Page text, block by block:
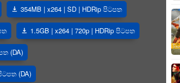
354MB | x264 | SD | HDRip පිටපත
1.5GB | x264 | 720p | HDRip පිටපත
(DA)
(DA)